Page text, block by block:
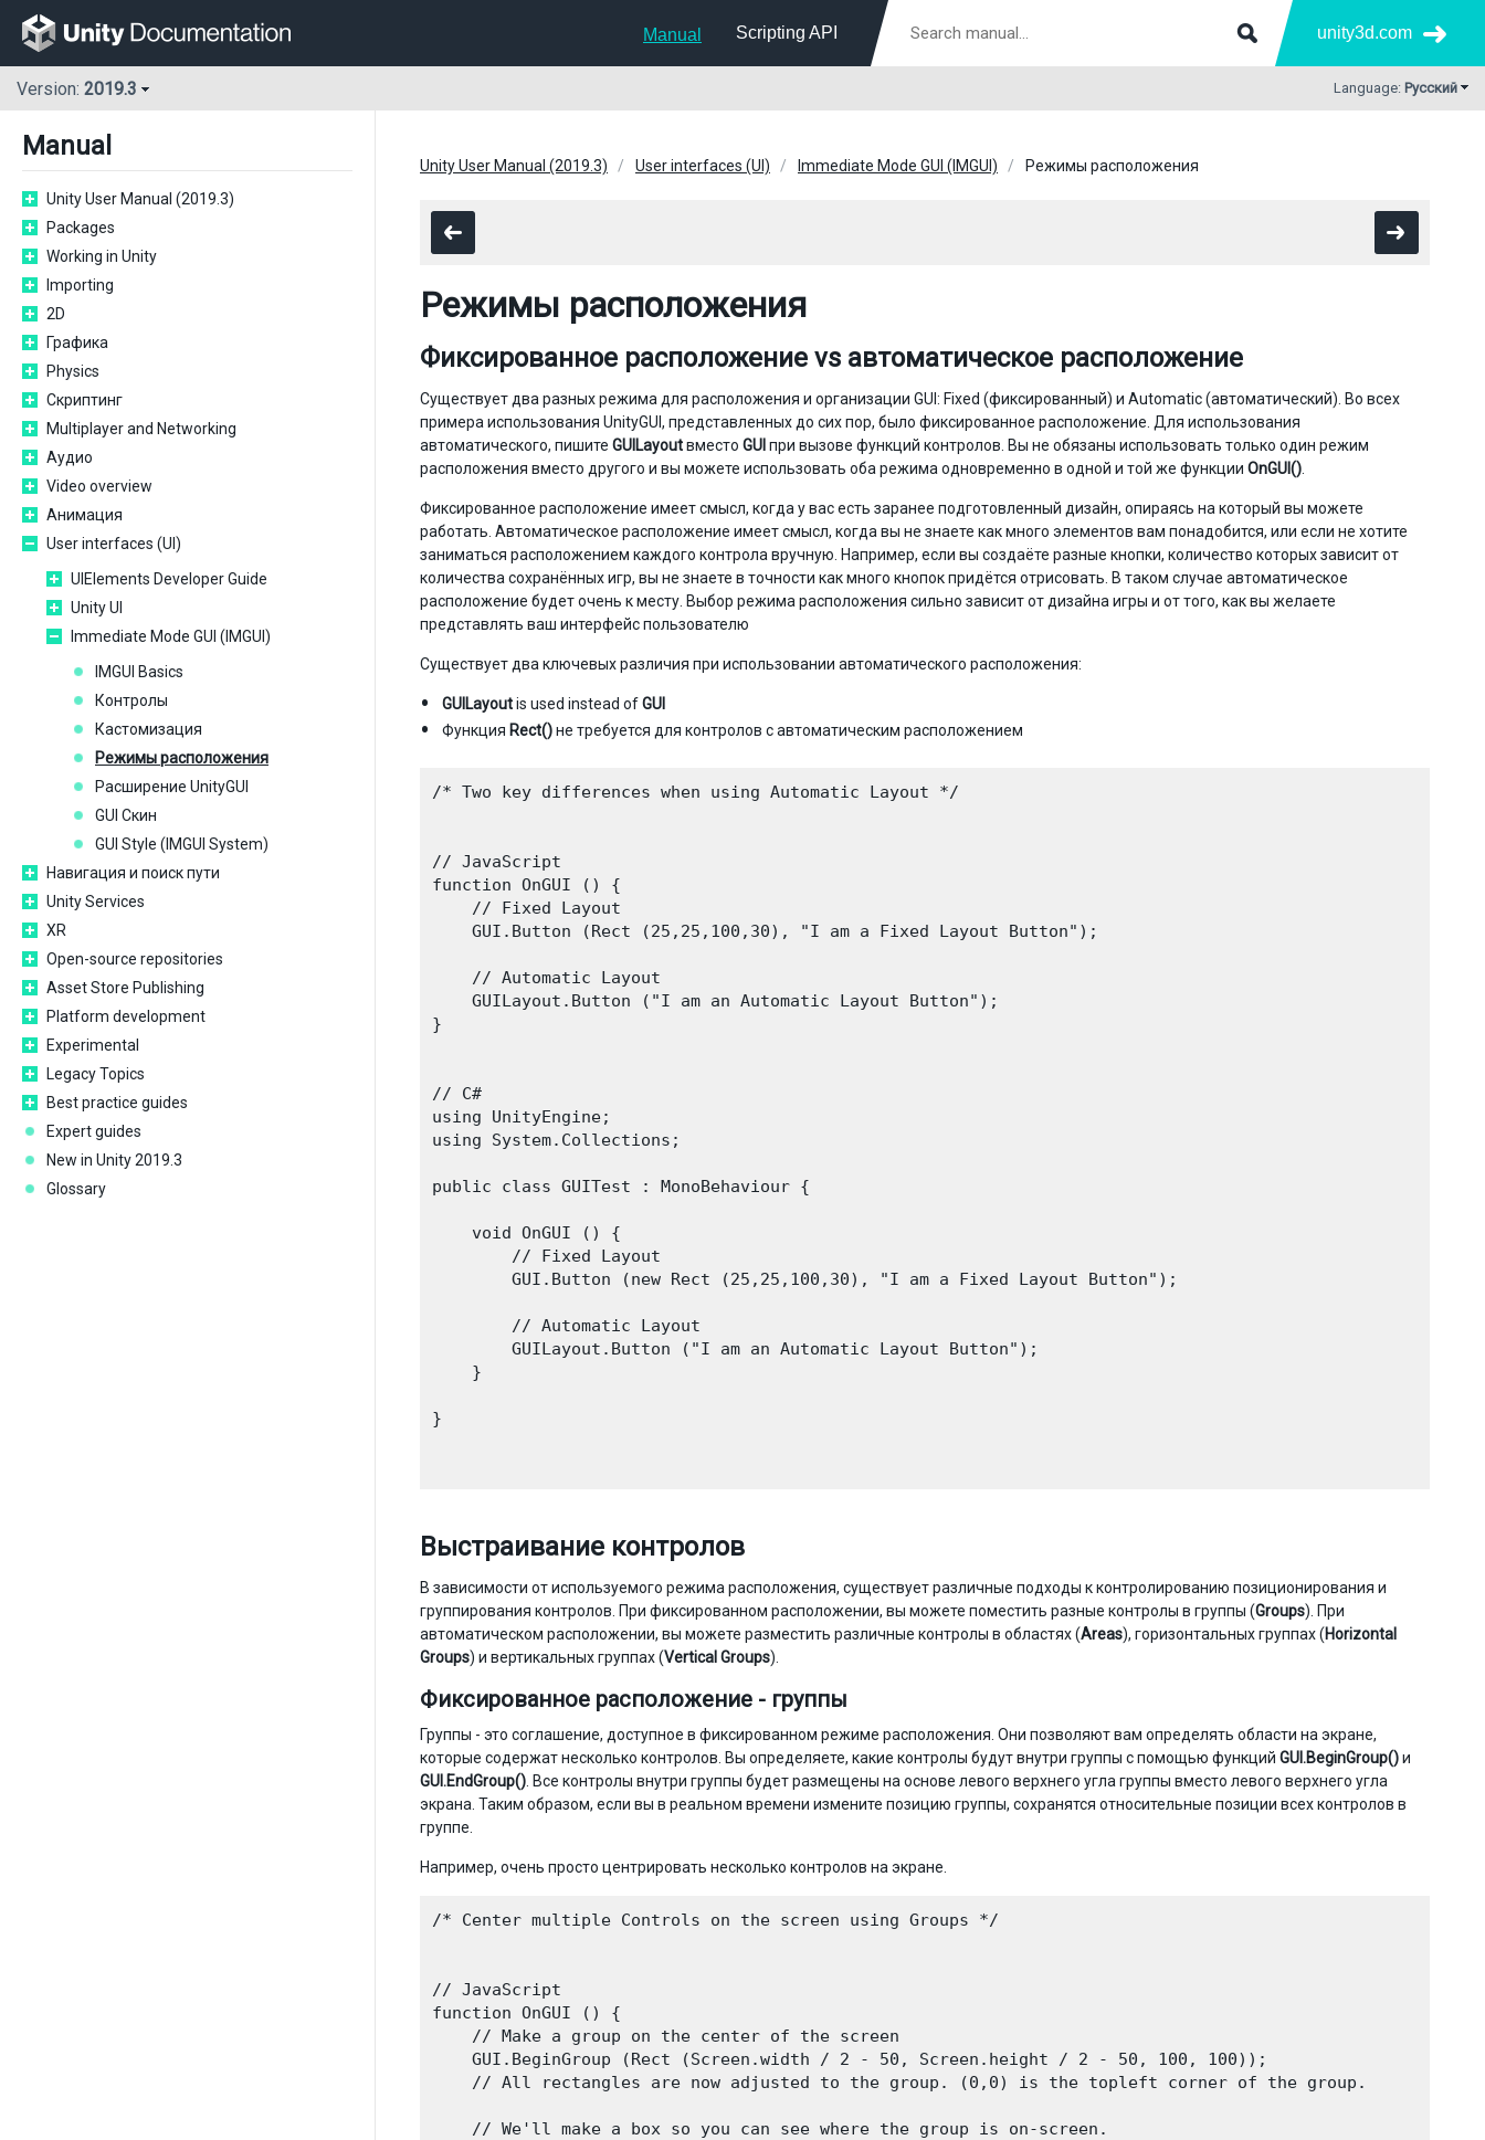
Manual Scripting API unity3d.com
Version: 2019.3 Language: Русский
Manual
Unity User Manual (2019.3)
Packages
Working in Unity
Importing
2D
Графика
Physics
Скриптинг
Multiplayer and Networking
Аудио
Video overview
Анимация
User interfaces (UI)
UIElements Developer Guide
Unity UI
Immediate Mode GUI (IMGUI)
IMGUI Basics
Контролы
Кастомизация
Режимы расположения
Расширение UnityGUI
GUI Скин
GUI Style (IMGUI System)
Навигация и поиск пути
Unity Services
XR
Open-source repositories
Asset Store Publishing
Platform development
Experimental
Legacy Topics
Best practice guides
Expert guides
New in Unity 2019.3
Glossary
Unity User Manual (2019.3) User interfaces (UI) Immediate Mode GUI (IMGUI) Режимы расположения
Режимы расположения
Фиксированное расположение vs автоматическое расположение
Существует два разных режима для расположения и организации GUI: Fixed (фиксированный) и Automatic (автоматический). Во всех
примера использования UnityGUI, представленных до сих пор, было фиксированное расположение. Для использования
автоматического, пишите GUILayoutвместо GUI при вызове функций контролов. Вы не обязаны использовать только один режим
расположения вместо другого и вы можете использовать оба режима одновременно в одной и той же функции OnGUI()
Фиксированное расположение имеет смысл, когда у вас есть заранее подготовленный дизайн, опираясь на который вы можете
работать. Автоматическое расположение имеет смысл, когда вы не знаете как много элементов вам понадобится, или если не хотите
заниматься расположением каждого контрола вручную. Например, если вы создаёте разные кнопки, количество которых зависит от
количества сохранённых игр, вы не знаете в точности как много кнопок придётся отрисовать. В таком случае автоматическое
расположение будет очень к месту. Выбор режима расположения сильно зависит от дизайна игры и от того, как вы желаете
представлять ваш интерфейс пользователю
Существует два ключевых различия при использовании автоматического расположения:
GUILayoutis used instead ofGUI
Функция Rect()не требуется для контролов с автоматическим расположением
/* Two key differences when using Automatic Layout */
// JavaScript
function OnGUI () {
    // Fixed Layout
    GUI.Button (Rect (25,25,100,30), "I am a Fixed Layout Button");
    // Automatic Layout
    GUILayout.Button ("I am an Automatic Layout Button");
}
// C#
using UnityEngine;
using System.Collections;
public class GUITest : MonoBehaviour {
    void OnGUI () {
        // Fixed Layout
        GUI.Button (new Rect (25,25,100,30), "I am a Fixed Layout Button");
        // Automatic Layout
        GUILayout.Button ("I am an Automatic Layout Button");
    }
}
Выстраивание контролов
В зависимости от используемого режима расположения, существует различные подходы к контролированию позиционирования и
группирования контролов. При фиксированном расположении, вы можете поместить разные контролы в группы (Groups). При
автоматическом расположении, вы можете разместить различные контролы в областях (Areas), горизонтальных группах (Horizontal
Groups) и вертикальных группах (Vertical Groups).
Фиксированное расположение - группы
Группы - это соглашение, доступное в фиксированном режиме расположения. Они позволяют вам определять области на экране,
которые содержат несколько контролов. Вы определяете, какие контролы будут внутри группы с помощью функций GUI.BeginGroup()и
GUI.EndGroup() . Все контролы внутри группы будет размещены на основе левого верхнего угла группы вместо левого верхнего угла
экрана. Таким образом, если вы в реальном времени измените позицию группы, сохранятся относительные позиции всех контролов в
группе.
Например, очень просто центрировать несколько контролов на экране.
/* Center multiple Controls on the screen using Groups */
// JavaScript
function OnGUI () {
    // Make a group on the center of the screen
    GUI.BeginGroup (Rect (Screen.width / 2 - 50, Screen.height / 2 - 50, 100, 100));
    // All rectangles are now adjusted to the group. (0,0) is the topleft corner of the group.
    // We'll make a box so you can see where the group is on-screen.